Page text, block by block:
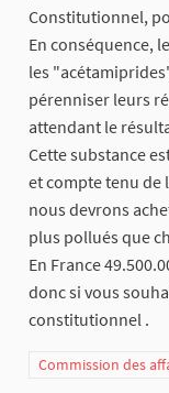
Constitutionnel,
En conséquence,
les
pérenniser leurs
attendant le
Cette substance
et compte tenu de
nous devrons
plus pollués que
En France
donc si vous
constitutionnel .
Commission des